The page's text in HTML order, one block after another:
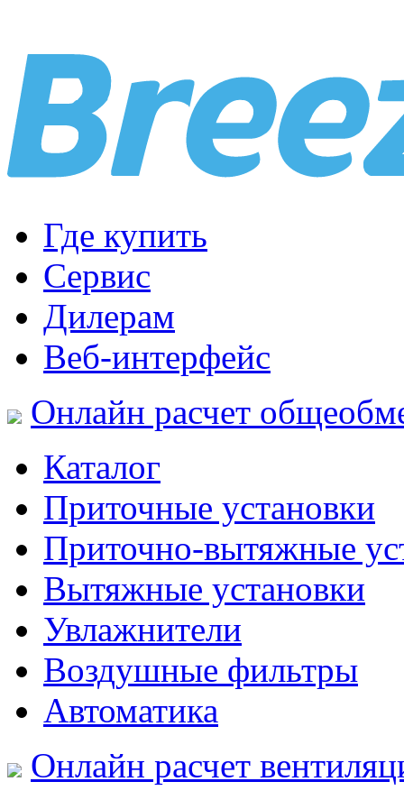
Где купить
Сервис
Дилерам
Веб-интерфейс
Онлайн расчет
Каталог
Приточные установки
Приточно-вытяжные
Вытяжные установки
Увлажнители
Воздушные фильтры
Автоматика
Онлайн расчет